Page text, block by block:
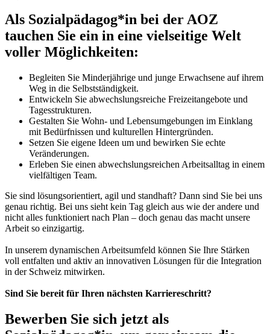
Als Sozialpädagog*in bei der AOZ
tauchen Sie ein in eine vielseitige Welt
voller Möglichkeiten:
Begleiten Sie Minderjährige und junge Erwachsene auf ihrem
Weg in die Selbstständigkeit.
Entwickeln Sie abwechslungsreiche Freizeitangebote und
Tagesstrukturen.
Gestalten Sie Wohn- und Lebensumgebungen im Einklang
mit Bedürfnissen und kulturellen Hintergründen.
Setzen Sie eigene Ideen um und bewirken Sie echte
Veränderungen.
Erleben Sie einen abwechslungsreichen Arbeitsalltag in einem
vielfältigen Team.
Sie sind lösungsorientiert, agil und standhaft? Dann sind Sie bei uns
genau richtig. Bei uns sieht kein Tag gleich aus wie der andere und
nicht alles funktioniert nach Plan – doch genau das macht unsere
Arbeit so einzigartig.
In unserem dynamischen Arbeitsumfeld können Sie Ihre Stärken
voll entfalten und aktiv an innovativen Lösungen für die Integration
in der Schweiz mitwirken.
Sind Sie bereit für Ihren nächsten Karriereschritt?
Bewerben Sie sich jetzt als